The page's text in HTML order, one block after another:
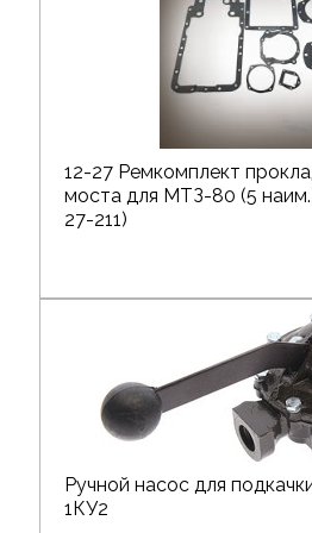
12-27 Ремкомплект
моста для МТЗ-80 (5
27-211)
Ручной насос для
1КУ2